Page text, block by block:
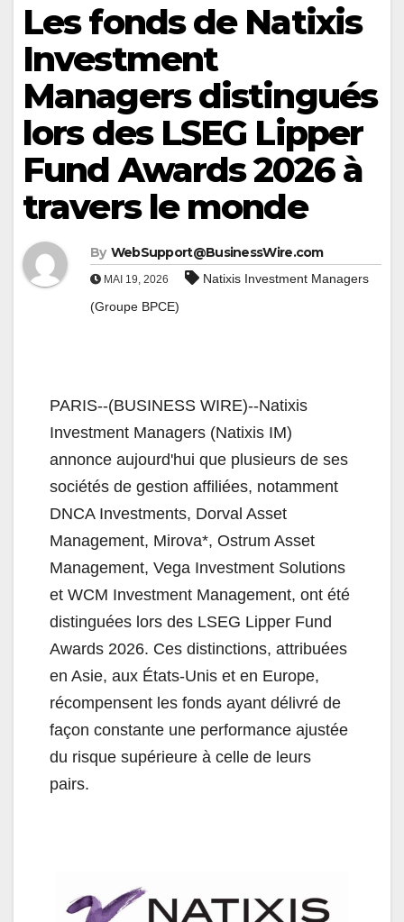
Les fonds de Natixis
Investment
Managers distingués
lors des LSEG Lipper
Fund Awards 2026 à
travers le monde
By WebSupport@BusinessWire.com
MAI 19, 2026
Natixis Investment Managers
(Groupe BPCE)
PARIS--(BUSINESS WIRE)--Natixis
Investment Managers (Natixis IM)
annonce aujourd'hui que plusieurs de ses
sociétés de gestion affiliées, notamment
DNCA Investments, Dorval Asset
Management, Mirova*, Ostrum Asset
Management, Vega Investment Solutions
et WCM Investment Management, ont été
distinguées lors des LSEG Lipper Fund
Awards 2026. Ces distinctions, attribuées
en Asie, aux États-Unis et en Europe,
récompensent les fonds ayant délivré de
façon constante une performance ajustée
du risque supérieure à celle de leurs
pairs.